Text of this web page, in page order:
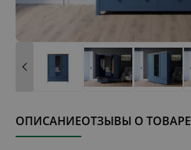
ОПИСАНИЕОТЗЫВЫ О ТОВАРЕ